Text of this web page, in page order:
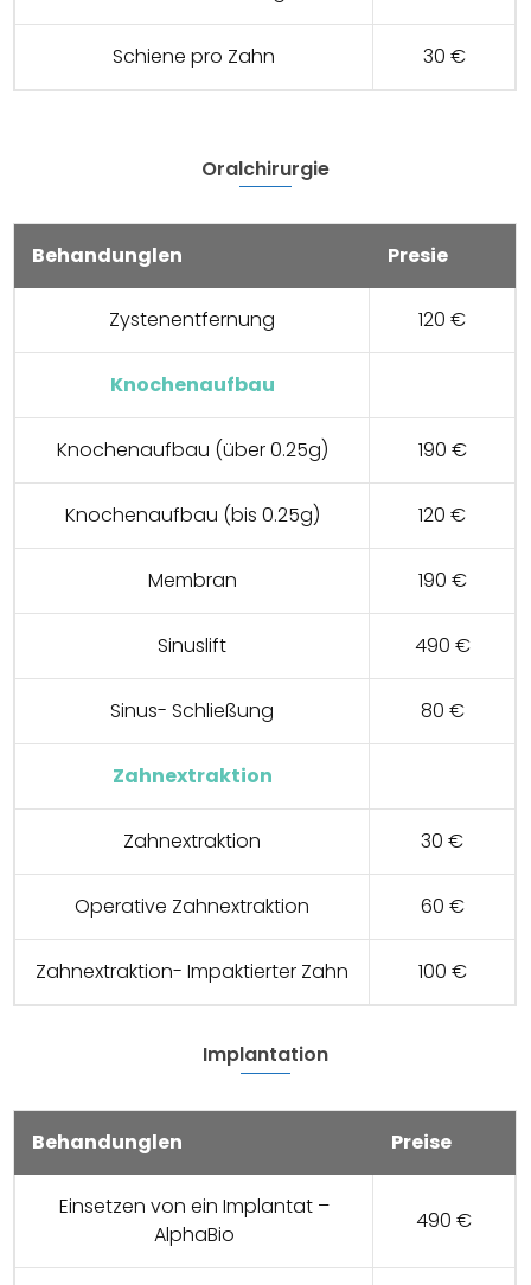
Schiene pro Zahn 30 €
Oralchirurgie
Behandunglen Presie
Zystenentfernung 120 €
Knochenaufbau
Knochenaufbau (über 0.25g) 190 €
Knochenaufbau (bis 0.25g) 120 €
Membran 190 €
Sinuslift 490 €
Sinus- Schließung 80 €
Zahnextraktion
Zahnextraktion 30 €
Operative Zahnextraktion 60 €
Zahnextraktion- Impaktierter Zahn 100 €
Implantation
Behandunglen Preise
Einsetzen von ein Implantat –
AlphaBio
490 €